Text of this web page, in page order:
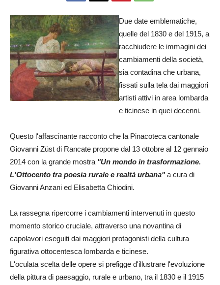
Due date emblematiche,
quelle del 1830 e del 1915, a
racchiudere le immagini dei
cambiamenti della società,
sia contadina che urbana,
fissati sulla tela dai maggiori
artisti attivi in area lombarda
e ticinese in quei decenni.
Questo l'affascinante racconto che la Pinacoteca cantonale
Giovanni Züst di Rancate propone dal 13 ottobre al 12 gennaio
2014 con la grande mostra "Un mondo in trasformazione.
L'Ottocento tra poesia rurale e realtà urbana"a cura di
Giovanni Anzani ed Elisabetta Chiodini.
La rassegna ripercorre i cambiamenti intervenuti in questo
momento storico cruciale, attraverso una novantina di
capolavori eseguiti dai maggiori protagonisti della cultura
figurativa ottocentesca lombarda e ticinese.
L'oculata scelta delle opere si prefigge d'illustrare l'evoluzione
della pittura di paesaggio, rurale e urbano, tra il 1830 e il 1915